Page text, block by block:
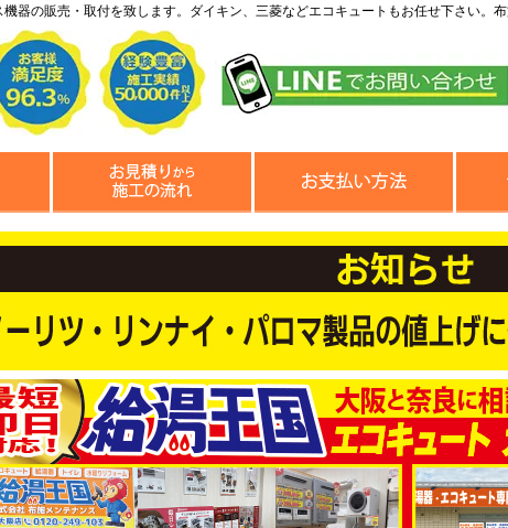
器の販売・取付を致します。ダイキン、三菱などエコキュートもお任せ下さい。